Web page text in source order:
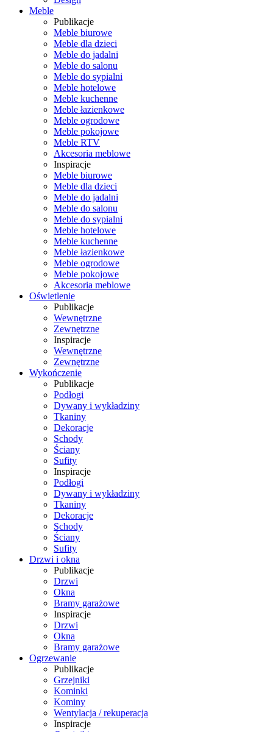
Meble
Publikacje
Meble biurowe
Meble dla dzieci
Meble do jadalni
Meble do salonu
Meble do sypialni
Meble hotelowe
Meble kuchenne
Meble łazienkowe
Meble ogrodowe
Meble pokojowe
Meble RTV
Akcesoria meblowe
Inspiracje
Meble biurowe
Meble dla dzieci
Meble do jadalni
Meble do salonu
Meble do sypialni
Meble hotelowe
Meble kuchenne
Meble łazienkowe
Meble ogrodowe
Meble pokojowe
Akcesoria meblowe
Oświetlenie
Publikacje
Wewnętrzne
Zewnętrzne
Inspiracje
Wewnętrzne
Zewnętrzne
Wykończenie
Publikacje
Podłogi
Dywany i wykładziny
Tkaniny
Dekoracje
Schody
Ściany
Sufity
Inspiracje
Podłogi
Dywany i wykładziny
Tkaniny
Dekoracje
Schody
Ściany
Sufity
Drzwi i okna
Publikacje
Drzwi
Okna
Bramy garażowe
Inspiracje
Drzwi
Okna
Bramy garażowe
Ogrzewanie
Publikacje
Grzejniki
Kominki
Kominy
Wentylacja / rekuperacja
Inspiracje